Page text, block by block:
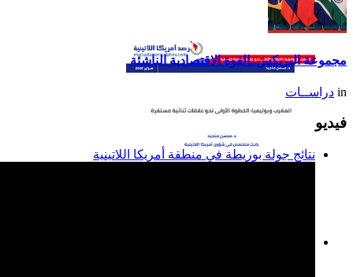
تقرير أمريكا اللاتينية لسنة
2014
مجموعة البريكس..القوة الاقتصادية الناشئة
in دراســات
فيديو
نتائج جولة بوريطة في منطقة أمريكا اللاتينية